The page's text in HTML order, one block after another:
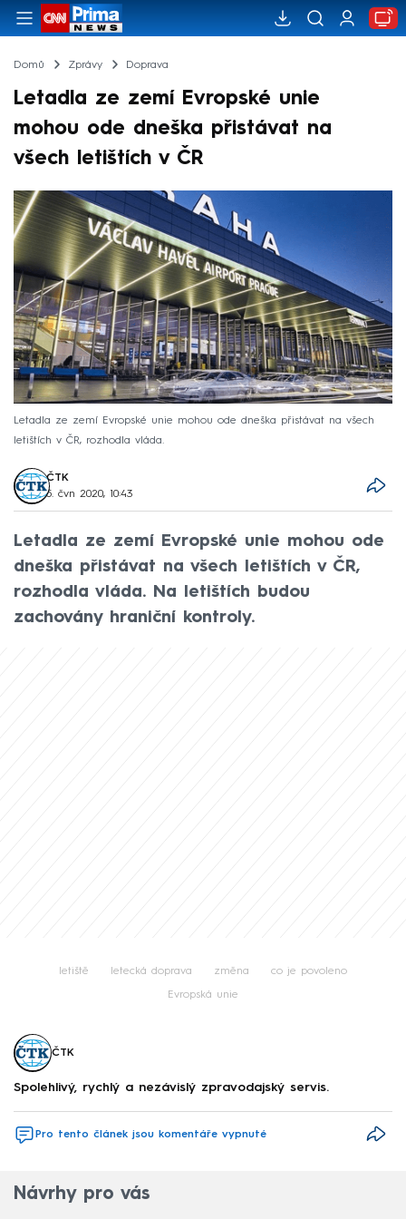
Domů Zprávy Doprava
Letadla ze zemí Evropské unie
mohou ode dneška přistávat na
všech letištích v ČR
Letadla ze zemí Evropské unie mohou ode dneška přistávat na všech
letištích v ČR, rozhodla vláda.
ČTK
5. čvn 2020, 10:43
Letadla ze zemí Evropské unie mohou ode
dneška přistávat na všech letištích v ČR,
rozhodla vláda. Na letištích budou
zachovány hraniční kontroly.
letiště letecká doprava změna co je povoleno
Evropská unie
ČTK
Spolehlivý, rychlý a nezávislý zpravodajský servis.
Pro tento článek jsou komentáře vypnuté
Návrhy pro vás